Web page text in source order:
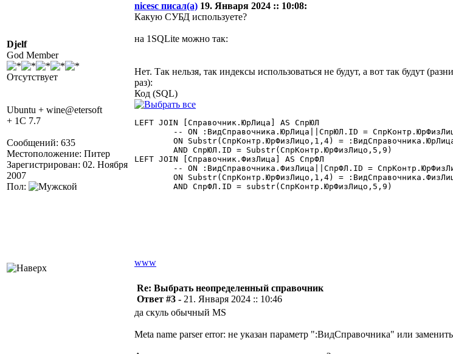
Djelf
God Member
Отсутствует
Ubuntu + wine@etersoft
+ 1C 7.7
Сообщений: 635
Местоположение: Питер
Зарегистрирован: 02. Ноября
2007
Пол:
nicesc писал(а) 19. Января 2024 :: 10:08:
Какую СУБД используете?
на 1SQLite можно так:
Нет. Так нельзя, так индексы использоваться не будут, а вот так будут
раз):
Код (SQL)
LEFT JOIN [Справочник.ЮрЛица] AS СпрЮЛ
LEFT JOIN [Справочник.ФизЛица] AS СпрФЛ
www
Re: Выбрать неопределенный справочник
Ответ #3 - 21. Января 2024 :: 10:46
да скуль обычный MS
Meta name parser error: не указан параметр ":ВидСправочника" или